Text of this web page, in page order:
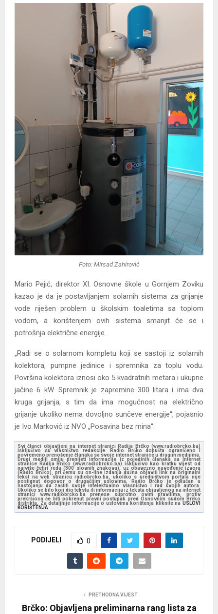
Foto: Mirsad Zahirović
Mario Pejić, direktor XI. Osnovne škole u Gornjem Zoviku
kazao je da je postavljanjem solarnih sistema za grijanje
vode riješen problem u školskim toaletima sa toplom
vodom, a korištenjem ovih sistema smanjit će se i
potrošnja električne energije.
„Radi se o solarnom kompletu koji se sastoji iz solarnih
kolektora, pumpne jedinice i spremnika za toplu vodu.
Površina kolektora iznosi oko 5 kvadratnih metara i ukupne
jačine 6 kW. Spremnik je zapremine 300 litara i ima dva
kruga grijanja, s tim da ima mogućnost na električno
grijanje ukoliko nema dovoljno sunčeve energije“, pojasnio
je Ivo Marković iz NVO „Posavina bez mina“.
Svi članci objavljeni na internet stranici Radija Brčko (www.radiobrcko.ba)
isključivo su vlasništvo redakcije. Radio Brčko dopušta ograničeno i
povremeno prenošenje članaka sa svoje internet stranice u drugim medijima.
Drugi mediji smiju prenijeti informacije iz pojedinih članaka sa Internet
stranice Radija Brčko (www.radiobrcko.ba) isključivo kao kratku vijest od
najviše četiri reda (300 slovnih znakova), uz obavezno navođenje izvora
(Radio Brčko), pri čemu su on-line izdanja dužna objaviti link na originalni
tekst na web stranicu radiobrcko.ba, ukoliko s uredništvom portala nije
postignut dogovor o drugačijim uslovima. Radio Brčko je odlučan u
nastojanju da zaštiti svoje intelektualno vlasništvo i rad svojih autora.
Ukoliko se bilo koji dio teksta ili informacija iz teksta objavljenog na internet
stranici www.radiobrcko.ba prenese suprotno ovim pravilima, protiv
prekršioca će biti pokrenut pravni postupak pred Osnovnim sudom Brčko
distrikta. Za detaljnije informacije o uslovima korištenja kliknite na USLOVI
KORIŠTENJA.
PODIJELI 0
PRETHODNA VIJEST
Brčko: Objavljena preliminarna rang lista za